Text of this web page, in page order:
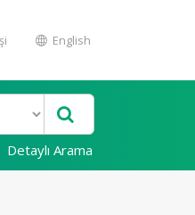
English
Detaylı Arama